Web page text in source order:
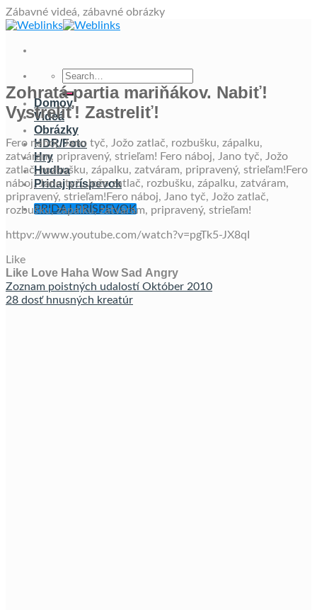
Zábavné videá, zábavné obrázkySkip
Domov
Videá
Obrázky
HDR/Foto
Hry
Hudba
Pridaj príspevok
PRIDAJ PRÍSPEVOK
Zohratá partia mariňákov. Nabiť!
Vystreliť! Zastreliť!
Fero náboj, Jano tyč, Jožo zatlač, rozbušku, zápalku,
zatváram, pripravený, strieľam! Fero náboj, Jano tyč, Jožo
zatlač, rozbušku, zápalku, zatváram, pripravený, strieľam!Fero
náboj, Jano tyč, Jožo zatlač, rozbušku, zápalku, zatváram,
pripravený, strieľam!Fero náboj, Jano tyč, Jožo zatlač,
rozbušku, zápalku, zatváram, pripravený, strieľam!
httpv://www.youtube.com/watch?v=pgTk5-JX8qI
Like
Like Love Haha Wow Sad Angry
Zoznam poistných udalostí Október 2010
28 dosť hnusných kreatúr